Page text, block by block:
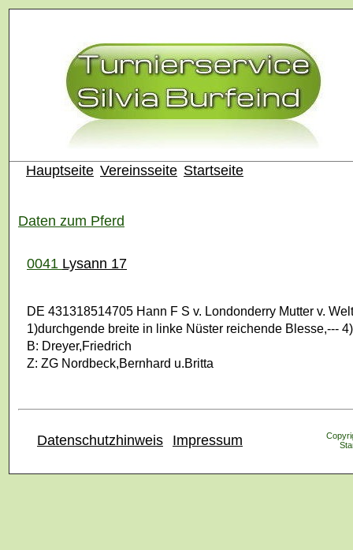
Hauptseite Vereinsseite Startseite
Daten zum Pferd
0041 Lysann 17
DE 431318514705 Hann F S v. Londonderry Mutter v.
1)durchgende breite in linke Nüster reichende Blesse,---
B: Dreyer,Friedrich
Z: ZG Nordbeck,Bernhard u.Britta
Datenschutzhinweis Impressum